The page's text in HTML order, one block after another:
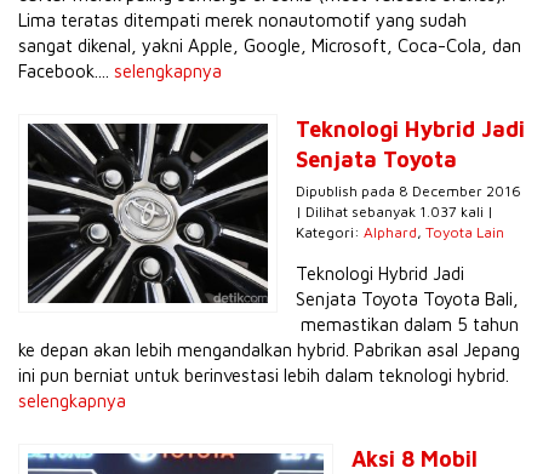
Lima teratas ditempati merek nonautomotif yang sudah
sangat dikenal, yakni Apple, Google, Microsoft, Coca-Cola, dan
Facebook.... selengkapnya
Teknologi Hybrid Jadi
Senjata Toyota
Dipublish pada 8 December 2016
| Dilihat sebanyak 1.037 kali |
Kategori: Alphard, Toyota Lain
Teknologi Hybrid Jadi
Senjata Toyota Toyota Bali,
memastikan dalam 5 tahun
ke depan akan lebih mengandalkan hybrid. Pabrikan asal Jepang
ini pun berniat untuk berinvestasi lebih dalam teknologi hybrid.
selengkapnya
Aksi 8 Mobil